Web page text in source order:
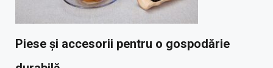
Piese și accesorii pentru o gospodărie